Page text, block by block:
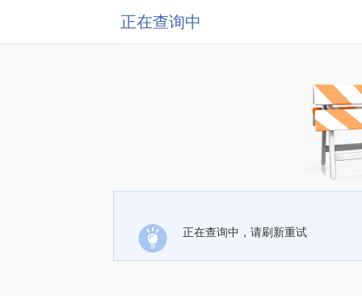
正在查询中
正在查询中，请刷新重试